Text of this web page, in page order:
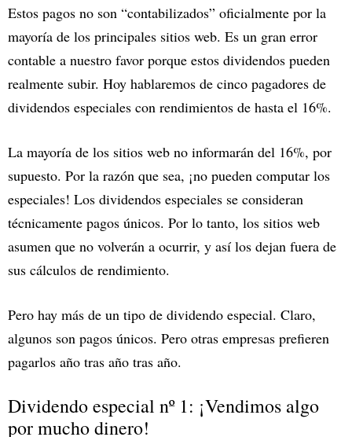
Estos pagos no son “contabilizados” oficialmente por la
mayoría de los principales sitios web. Es un gran error
contable a nuestro favor porque estos dividendos pueden
realmente subir. Hoy hablaremos de cinco pagadores de
dividendos especiales con rendimientos de hasta el 16%.
La mayoría de los sitios web no informarán del 16%, por
supuesto. Por la razón que sea, ¡no pueden computar los
especiales! Los dividendos especiales se consideran
técnicamente pagos únicos. Por lo tanto, los sitios web
asumen que no volverán a ocurrir, y así los dejan fuera de
sus cálculos de rendimiento.
Pero hay más de un tipo de dividendo especial. Claro,
algunos son pagos únicos. Pero otras empresas prefieren
pagarlos año tras año tras año.
Dividendo especial nº 1: ¡Vendimos algo
por mucho dinero!